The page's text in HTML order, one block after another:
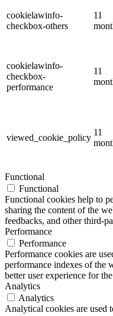
cookielawinfo-
checkbox-others
11
cookielawinfo-
checkbox-
performance
11
viewed_cookie_policy
11
Functional
Functional
Functional cookies help to
sharing the content of the
feedbacks, and other third-
Performance
Performance
Performance cookies are
performance indexes of the
better user experience for
Analytics
Analytics
Analytical cookies are used